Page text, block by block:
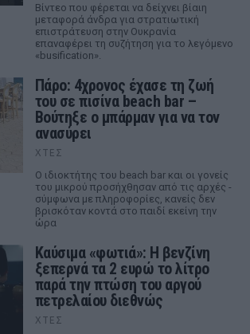
Βίντεο που φέρεται να δείχνει βίαιη
μεταφορά άνδρα για στρατιωτική
επιστράτευση στην Ουκρανία
επαναφέρει τη συζήτηση για το λεγόμενο
«busification».
Πάρο: 4χρονος έχασε τη ζωή
του σε πισίνα beach bar –
Βούτηξε ο μπάρμαν για να τον
ανασύρει
ΧΤΕΣ
Ο ιδιοκτήτης του beach bar και οι γονείς
του μικρού προσήχθησαν από τις αρχές -
σύμφωνα με πληροφορίες, κανείς δεν
βρισκόταν κοντά στο παιδί εκείνη την
ώρα
Καύσιμα «φωτιά»: Η βενζίνη
ξεπερνά τα 2 ευρώ το λίτρο
παρά την πτώση του αργού
πετρελαίου διεθνώς
ΧΤΕΣ